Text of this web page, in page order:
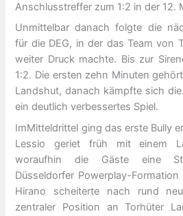
Anschlusstreffer zum 1:2 in der 12.
Unmittelbar danach folgte die
für die DEG, in der das Team von
weiter Druck machte. Bis zur
1:2. Die ersten zehn Minuten
Landshut, danach kämpfte sich
ein deutlich verbessertes Spiel.
ImMitteldrittel ging das erste Bully
Lessio geriet früh mit einem
woraufhin die Gäste eine
Düsseldorfer Powerplay-
Hirano scheiterte nach rund
zentraler Position an Torhüter